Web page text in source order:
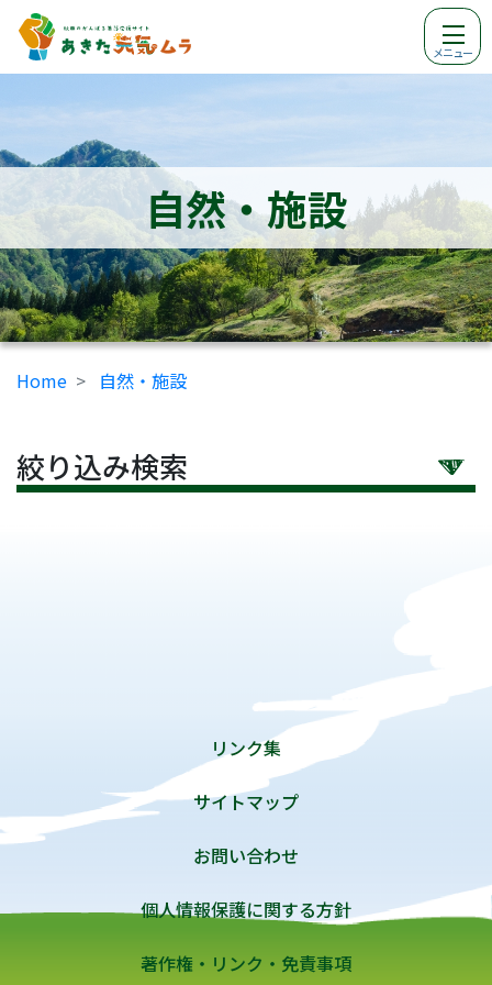
メニュー
自然・施設
Home 自然・施設
絞り込み検索
リンク集
サイトマップ
お問い合わせ
個人情報保護に関する方針
著作権・リンク・免責事項